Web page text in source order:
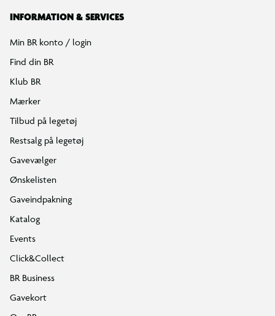
INFORMATION & SERVICES
Min BR konto / login
Find din BR
Klub BR
Mærker
Tilbud på legetøj
Restsalg på legetøj
Gavevælger
Ønskelisten
Gaveindpakning
Katalog
Events
Click&Collect
BR Business
Gavekort